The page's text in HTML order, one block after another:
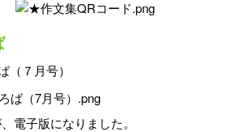
（７月号）
電子版になりました。